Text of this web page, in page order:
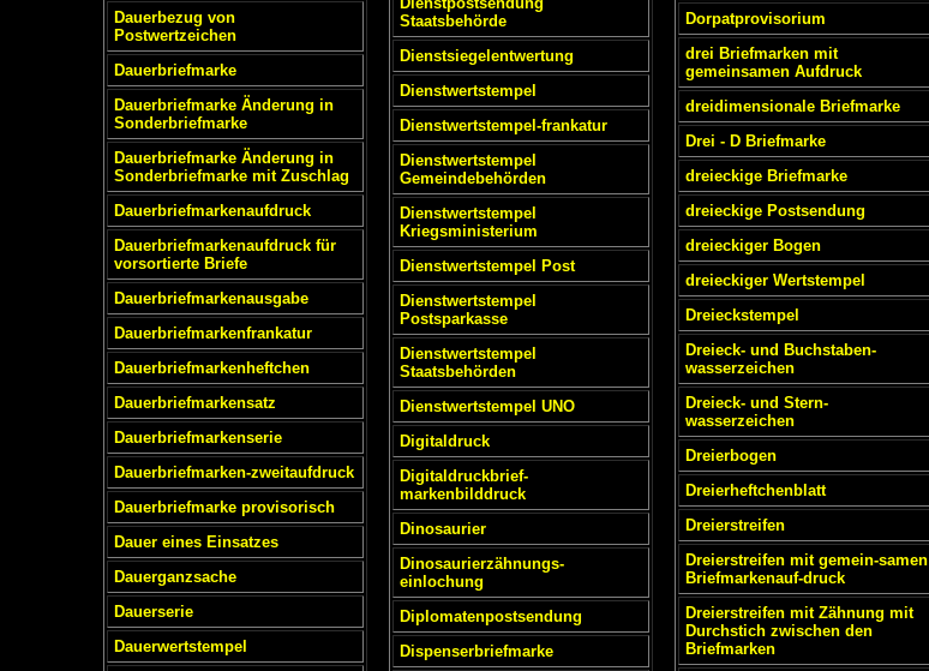
Dauerbezug von
Postwertzeichen
Dauerbriefmarke
Dauerbriefmarke Änderung in
Sonderbriefmarke
Dauerbriefmarke Änderung in
Sonderbriefmarke mit Zuschlag
Dauerbriefmarkenaufdruck
Dauerbriefmarkenaufdruck für
vorsortierte Briefe
Dauerbriefmarkenausgabe
Dauerbriefmarkenfrankatur
Dauerbriefmarkenheftchen
Dauerbriefmarkensatz
Dauerbriefmarkenserie
Dauerbriefmarken-zweitaufdruck
Dauerbriefmarke provisorisch
Dauer eines Einsatzes
Dauerganzsache
Dauerserie
Dauerwertstempel
Staatsbehörde
Dienstsiegelentwertung
Dienstwertstempel
Dienstwertstempel-frankatur
Dienstwertstempel
Gemeindebehörden
Dienstwertstempel
Kriegsministerium
Dienstwertstempel Post
Dienstwertstempel
Postsparkasse
Dienstwertstempel
Staatsbehörden
Dienstwertstempel UNO
Digitaldruck
Digitaldruckbrief-
markenbilddruck
Dinosaurier
Dinosaurierzähnungs-
einlochung
Diplomatenpostsendung
Dispenserbriefmarke
Dorpatprovisorium
drei Briefmarken mit
gemeinsamen Aufdruck
dreidimensionale Briefmarke
Drei - D Briefmarke
dreieckige Briefmarke
dreieckige Postsendung
dreieckiger Bogen
dreieckiger Wertstempel
Dreieckstempel
Dreieck- und Buchstaben-
wasserzeichen
Dreieck- und Stern-
wasserzeichen
Dreierbogen
Dreierheftchenblatt
Dreierstreifen
Dreierstreifen mit gemein-samen
Briefmarkenauf-druck
Dreierstreifen mit Zähnung mit
Durchstich zwischen den
Briefmarken